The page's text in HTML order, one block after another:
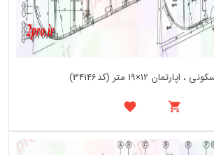
12×19 متر (کد34146)